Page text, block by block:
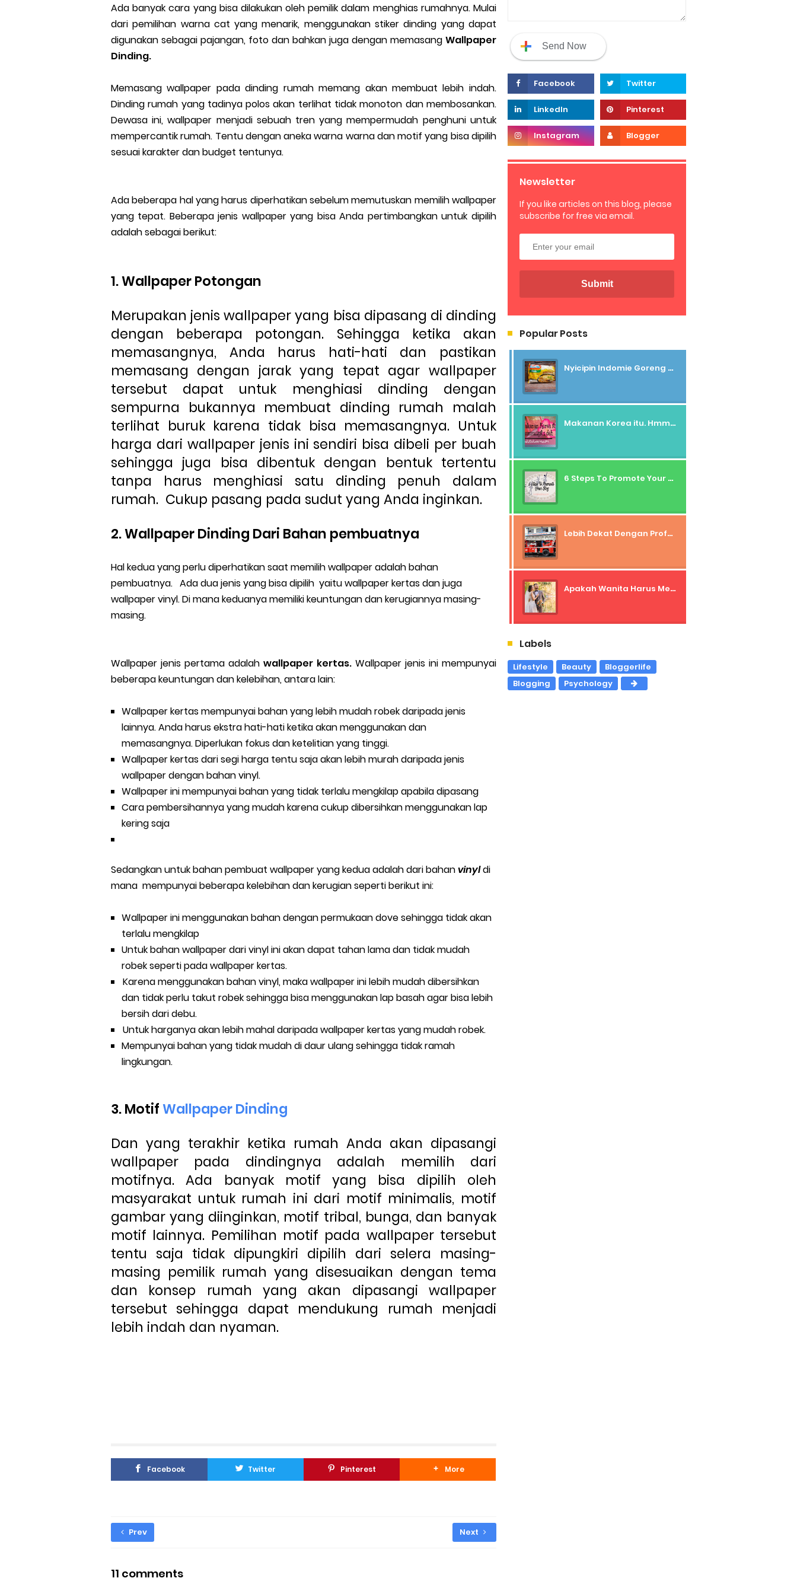
Ada banyak cara yang bisa dilakukan oleh pemilik dalam menghias rumahnya. Mulai
dari pemilihan warna cat yang menarik, menggunakan stiker dinding yang dapat
digunakan sebagai pajangan, foto dan bahkan juga dengan memasang Wallpaper
Dinding.
Memasang wallpaper pada dinding rumah memang akan membuat lebih indah.
Dinding rumah yang tadinya polos akan terlihat tidak monoton dan membosankan.
Dewasa ini, wallpaper menjadi sebuah tren yang mempermudah penghuni untuk
mempercantik rumah. Tentu dengan aneka warna warna dan motif yang bisa dipilih
sesuai karakter dan budget tentunya.
Ada beberapa hal yang harus diperhatikan sebelum memutuskan memilih wallpaper
yang tepat. Beberapa jenis wallpaper yang bisa Anda pertimbangkan untuk dipilih
adalah sebagai berikut:
1. Wallpaper Potongan
Merupakan jenis wallpaper yang bisa dipasang di dinding
dengan beberapa potongan. Sehingga ketika akan
memasangnya, Anda harus hati-hati dan pastikan
memasang dengan jarak yang tepat agar wallpaper
tersebut dapat untuk menghiasi dinding dengan
sempurna bukannya membuat dinding rumah malah
terlihat buruk karena tidak bisa memasangnya. Untuk
harga dari wallpaper jenis ini sendiri bisa dibeli per buah
sehingga juga bisa dibentuk dengan bentuk tertentu
tanpa harus menghiasi satu dinding penuh dalam
rumah. Cukup pasang pada sudut yang Anda inginkan.
2. Wallpaper Dinding Dari Bahan pembuatnya
Hal kedua yang perlu diperhatikan saat memilih wallpaper adalah bahan
pembuatnya. Ada dua jenis yang bisa dipilih yaitu wallpaper kertas dan juga
wallpaper vinyl. Dimana keduanya memilikikeuntungan dan kerugiannya masing-
masing.
Wallpaper jenis pertama adalahwallpaper kertas.Wallpaper jenis ini mempunyai
beberapa keuntungan dan kelebihan, antara lain:
Wallpaper kertas mempunyai bahan yang lebih mudah robek daripada jenis
lainnya. Anda harus ekstra hati-hati ketika akan menggunakan dan
memasangnya. Diperlukan fokus dan ketelitian yang tinggi.
Wallpaper kertas dari segi harga tentu saja akan lebih murah daripada jenis
wallpaper dengan bahan vinyl.
Wallpaper ini mempunyai bahan yang tidak terlalu mengkilap apabila dipasang
Cara pembersihannya yang mudah karena cukup dibersihkan menggunakan lap
kering saja
Sedangkan untuk bahan pembuat wallpaper yang kedua adalah dari bahanvinyldi
mana mempunyai beberapa kelebihan dan kerugian seperti berikut ini:
Wallpaper ini menggunakan bahan dengan permukaan dove sehingga tidak akan
terlalu mengkilap
Untuk bahan wallpaper dari vinyl ini akan dapat tahan lama dan tidak mudah
robek seperti pada wallpaper kertas.
Karena menggunakan bahan vinyl, maka wallpaper ini lebih mudah dibersihkan
dan tidak perlu takut robek sehingga bisa menggunakan lap basah agar bisa lebih
bersih dari debu.
Untuk harganya akan lebih mahal daripada wallpaper kertas yang mudah robek.
Mempunyai bahan yang tidak mudah di daur ulang sehingga tidak ramah
lingkungan.
3. MotifWallpaper Dinding
Dan yang terakhir ketika rumah Anda akan dipasangi
wallpaper pada dindingnya adalah memilih dari
motifnya. Ada banyak motif yang bisa dipilih oleh
masyarakat untuk rumah ini dari motif minimalis, motif
gambar yang diinginkan, motif tribal, bunga, dan banyak
motif lainnya. Pemilihan motif pada wallpaper tersebut
tentu saja tidak dipungkiri dipilih dari selera masing-
masing pemilik rumah yang disesuaikan dengan tema
dan konsep rumah yang akan dipasangi wallpaper
tersebut sehingga dapat mendukung rumah menjadi
lebih indah dan nyaman.
Facebook Twitter Pinterest More
Prev Next
11 comments
Newsletter
If you like articles on this blog, please
subscribe for free via email.
Popular Posts
Nyicipin Indomie Goreng Rasa Tahu Tek
Makanan Korea itu. Hmmm....gitu deh
6 Steps To Promote Your Blog
Lebih Dekat Dengan Profesi Pemadam Kebakaran
Apakah Wanita Harus Menurunkan Standar Supaya Cepat Menikah?
Labels
Lifestyle Beauty
Bloggerlife
Blogging
Psychology